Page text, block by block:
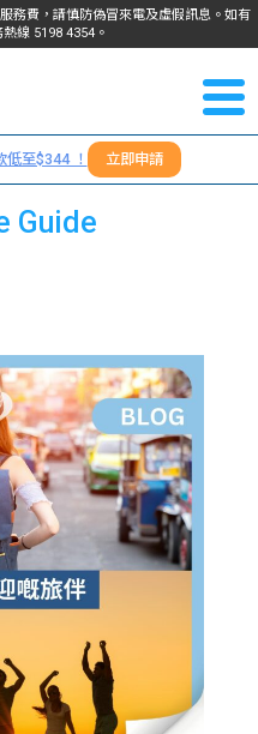
務費，請慎防偽冒來電及虛假訊息。如有
熱線 5198 4354。
們
款
生
款
貸款
計算
機
學生
故事
生
訊
大專
生筍
工推
介
見
題
生
利
們
＋
至$344 ！ 立即申請
Guide